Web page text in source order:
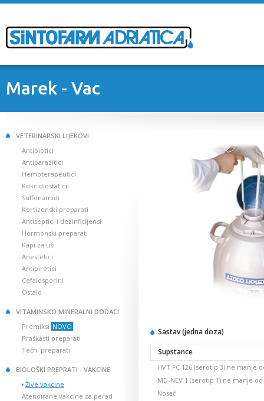
Marek - Vac
VETERINARSKI LIJEKOVI
Antibiotici
Antiparazitici
Hemoterapeutici
Kokcidiostatici
Sulfonamidi
Kortizonski preparati
Antiseptici i dezinficijensi
Hormonski preparati
Kapi za uši
Anestetici
Antipiretici
Cefalosporini
Ostalo
VITAMINSKO MINERALNI DODACI
Premiksi NOVO
Praškasti preparati
Tečni preparati
BIOLOŠKI PREPRATI - VAKCINE
Žive vakcine
Atenoirane vakcine za perad
Sastav (jedna doza)
Supstance
HVT FC 126 (serotip 3) ne manje
MD-NEV 1 (serotip 1) ne manje od
Nosač